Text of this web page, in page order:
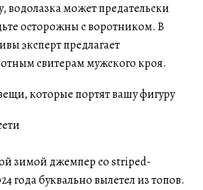
водолазка может предательски
осторожны с воротником. В
эксперт предлагает
свитерам мужского кроя.
зимой джемпер со striped-
года буквально вылетел из топов.